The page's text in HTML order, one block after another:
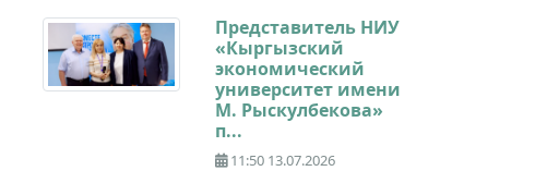
Представитель НИУ
«Кыргызский
экономический
университет имени
М. Рыскулбекова»
п...
11:50 13.07.2026